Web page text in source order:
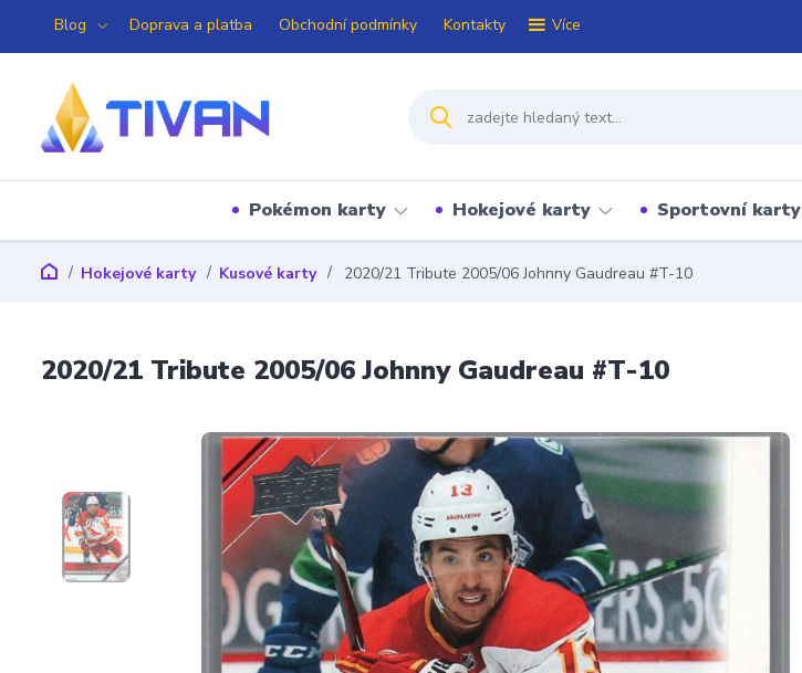
Blog Doprava a platba Obchodní podmínky Kontakty Více
Pokémon karty Hokejové karty Sportovní karty
Hokejové karty Kusové karty 2020/21 Tribute 2005/06 Johnny Gaudreau #T-10
2020/21 Tribute 2005/06 Johnny Gaudreau #T-10